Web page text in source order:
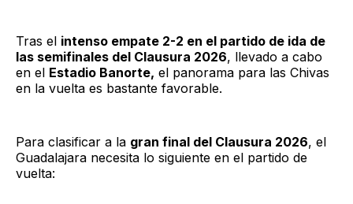
Tras el intenso empate 2-2 en el partido de ida de
las semifinales del Clausura 2026, llevado a cabo
en el Estadio Banorte, el panorama para las Chivas
en la vuelta es bastante favorable.
Para clasificar a la gran final del Clausura 2026, el
Guadalajara necesita lo siguiente en el partido de
vuelta: